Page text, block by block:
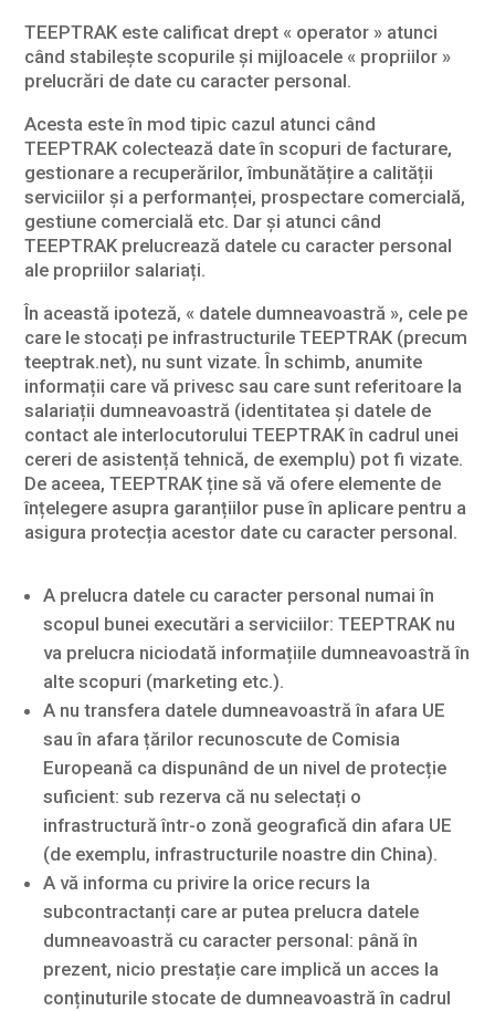
TEEPTRAK este calificat drept « operator » atunci
când stabilește scopurile și mijloacele « propriilor »
prelucrări de date cu caracter personal.
Acesta este în mod tipic cazul atunci când
TEEPTRAK colectează date în scopuri de facturare,
gestionare a recuperărilor, îmbunătățire a calității
serviciilor și a performanței, prospectare comercială,
gestiune comercială etc. Dar și atunci când
TEEPTRAK prelucrează datele cu caracter personal
ale propriilor salariați.
În această ipoteză, « datele dumneavoastră », cele pe
care le stocați pe infrastructurile TEEPTRAK (precum
teeptrak.net), nu sunt vizate. În schimb, anumite
informații care vă privesc sau care sunt referitoare la
salariații dumneavoastră (identitatea și datele de
contact ale interlocutorului TEEPTRAK în cadrul unei
cereri de asistență tehnică, de exemplu) pot fi vizate.
De aceea, TEEPTRAK ține să vă ofere elemente de
înțelegere asupra garanțiilor puse în aplicare pentru a
asigura protecția acestor date cu caracter personal.
A prelucra datele cu caracter personal numai în
scopul bunei executări a serviciilor: TEEPTRAK nu
va prelucra niciodată informațiile dumneavoastră în
alte scopuri (marketing etc.).
A nu transfera datele dumneavoastră în afara UE
sau în afara țărilor recunoscute de Comisia
Europeană ca dispunând de un nivel de protecție
suficient: sub rezerva că nu selectați o
infrastructură într-o zonă geografică din afara UE
(de exemplu, infrastructurile noastre din China).
A vă informa cu privire la orice recurs la
subcontractanți care ar putea prelucra datele
dumneavoastră cu caracter personal: până în
prezent, nicio prestație care implică un acces la
conținuturile stocate de dumneavoastră în cadrul